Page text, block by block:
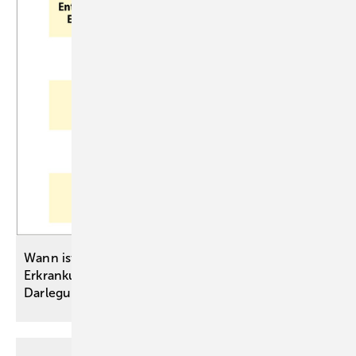
Wann ist eine nach einer Impfung auftretende
Erkrankung ein Impfschaden? – rechtliche
Darlegungen und medizinische